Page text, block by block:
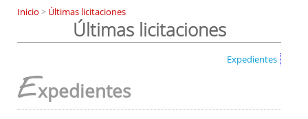
Inicio > Últimas licitaciones
Últimas licitaciones
Expedientes
Expedientes